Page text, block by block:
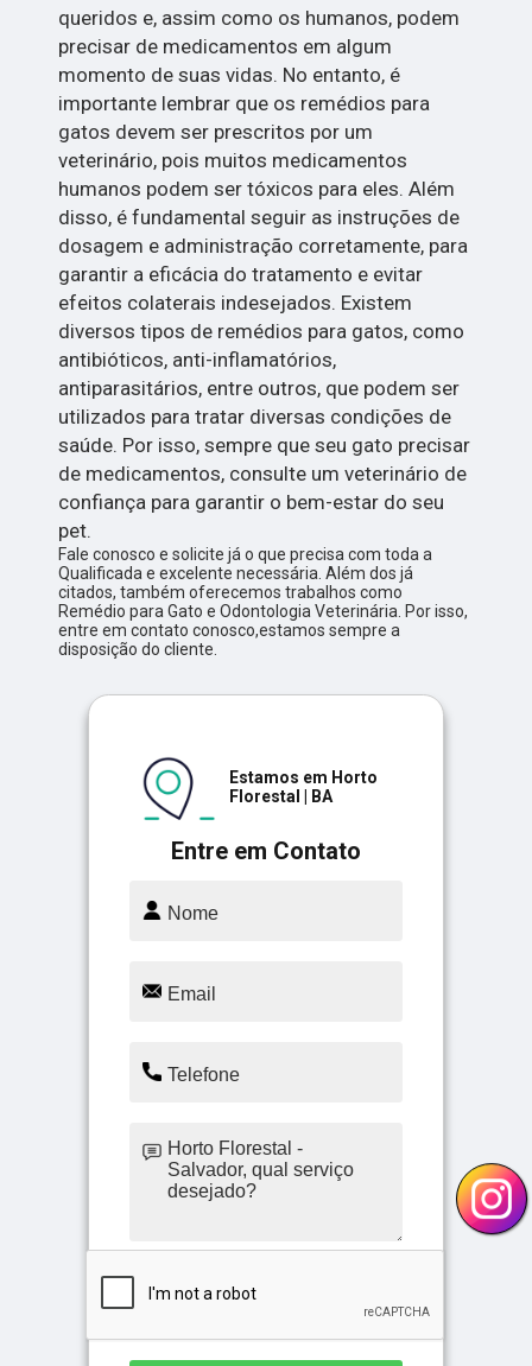
queridos e, assim como os humanos, podem
precisar de medicamentos em algum
momento de suas vidas. No entanto, é
importante lembrar que os remédios para
gatos devem ser prescritos por um
veterinário, pois muitos medicamentos
humanos podem ser tóxicos para eles. Além
disso, é fundamental seguir as instruções de
dosagem e administração corretamente, para
garantir a eficácia do tratamento e evitar
efeitos colaterais indesejados. Existem
diversos tipos de remédios para gatos, como
antibióticos, anti-inflamatórios,
antiparasitários, entre outros, que podem ser
utilizados para tratar diversas condições de
saúde. Por isso, sempre que seu gato precisar
de medicamentos, consulte um veterinário de
confiança para garantir o bem-estar do seu
pet.
Fale conosco e solicite já o que precisa com toda a
Qualificada e excelente necessária. Além dos já
citados, também oferecemos trabalhos como
Remédio para Gato e Odontologia Veterinária. Por isso,
entre em contato conosco,estamos sempre a
disposição do cliente.
Entre em Contato
Estamos em Horto
Florestal | BA